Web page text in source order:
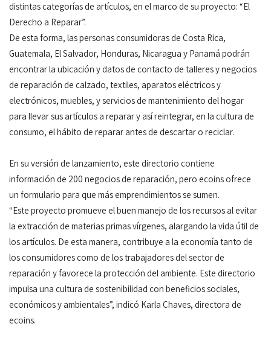
distintas categorías de artículos, en el marco de su proyecto: “El
Derecho a Reparar”.
De esta forma, las personas consumidoras de Costa Rica,
Guatemala, El Salvador, Honduras, Nicaragua y Panamá podrán
encontrar la ubicación y datos de contacto de talleres y negocios
de reparación de calzado, textiles, aparatos eléctricos y
electrónicos, muebles, y servicios de mantenimiento del hogar
para llevar sus artículos a reparar y así reintegrar, en la cultura de
consumo, el hábito de reparar antes de descartar o reciclar.
En su versión de lanzamiento, este directorio contiene
información de 200 negocios de reparación, pero ecoins ofrece
un formulario para que más emprendimientos se sumen.
“Este proyecto promueve el buen manejo de los recursos al evitar
la extracción de materias primas vírgenes, alargando la vida útil de
los artículos. De esta manera, contribuye a la economía tanto de
los consumidores como de los trabajadores del sector de
reparación y favorece la protección del ambiente. Este directorio
impulsa una cultura de sostenibilidad con beneficios sociales,
económicos y ambientales”, indicó Karla Chaves, directora de
ecoins.